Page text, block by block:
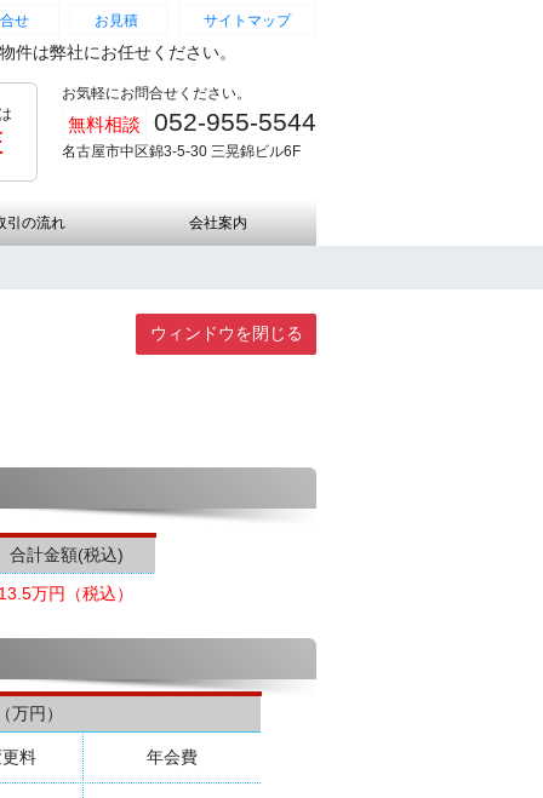
せ お見積 サイトマップ
は弊社にお任せください。
お気軽にお問合せください。
無料相談 052-955-5544
名古屋市中区錦3-5-30 三晃錦ビル6F
引の流れ 会社案内
ウィンドウを閉じる
合計金額(税込)
万円（税込）
万円）
料 年会費